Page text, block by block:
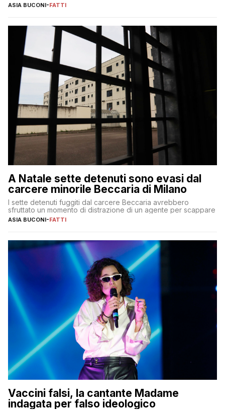
ASIA BUCONI-FATTI
A Natale sette detenuti sono evasi dal
carcere minorile Beccaria di Milano
I sette detenuti fuggiti dal carcere Beccaria avrebbero
sfruttato un momento di distrazione di un agente per scappare
ASIA BUCONI-FATTI
Vaccini falsi, la cantante Madame
indagata per falso ideologico